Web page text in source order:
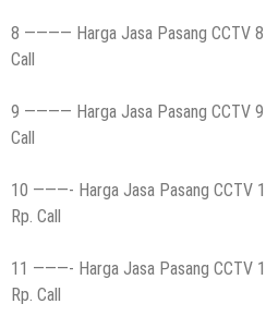
8 ———— Harga Jasa Pasang
Call
9 ———— Harga Jasa Pasang
Call
10 ———- Harga Jasa Pasang
Rp. Call
11 ———- Harga Jasa Pasang
Rp. Call